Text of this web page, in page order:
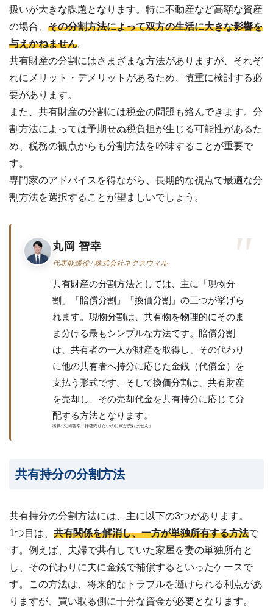
ビス
内・
事例
集 ›
扱いが大きな課題となります。特に不動産など高額な資産
の場合、 その分割方法によって双方の生活に大きな影響を
与えかねません。
共有財産の分割にはさまざまな方法がありますが、それぞ
れにメリット・デメリットがあるため、慎重に検討する必
要があります。
また、共有財産の分割には税金の問題も絡んできます。分
割方法によっては予期せぬ税負担が生じる可能性があるた
め、税務の観点からも分割方法を吟味することが重要で
す。
専門家のアドバイスを得ながら、長期的な視点で最適な分
割方法を選択することが望ましいでしょう。
丸岡 智幸
代表取締役 / 株式会社ネクスウィル
共有財産の分割方法としては、主に「現物分
割」「賠償分割」「換価分割」の三つが挙げら
れます。現物分割は、共有物を物理的にそのま
ま分ける最もシンプルな方法です。賠償分割
は、共有者の一人が財産を取得し、その代わり
に他の共有者へ持分に応じた金銭（代償金）を
支払う形式です。そして換価分割は、共有財産
を売却し、その売却代金を共有持分に応じて分
配する方法となります。
出典: 丸岡智幸『拝啓売りたいのに家が売れません』
共有持分の分割方法
共有持分の分割方法には、主に以下の3つがあります。
1つ目は、 共有関係を解消し、一方が単独所有する方法で
す。例えば、夫婦で共有していた家屋を妻の単独所有と
し、その代わりに夫に金銭で補償するといったケースで
す。この方法は、将来的なトラブルを避けられる利点があ
りますが、買い取る側に十分な資金が必要となります。